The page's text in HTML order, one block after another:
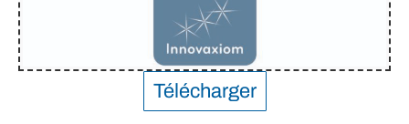
Télécharger